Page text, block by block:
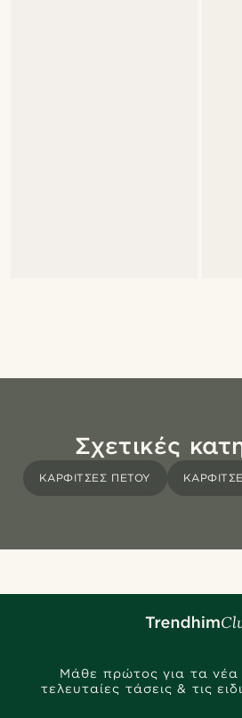
Σχετικές
ΚΑΡΦΊΤΣΕΣ ΠΈΤΟΥ
Μάθε πρώτος για τα νέα
τελευταίες τάσεις & τις